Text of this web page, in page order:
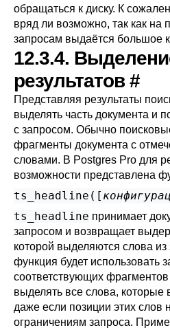
обращаться к диску. К
вряд ли возможно, так как на
запросам выдаётся большое
12.3.4.
результатов #
Представляя результаты
выделять часть документа и
с запросом. Обычно
фрагменты документа с
словами. В Postgres Pro для
возможности представлена
ts_headline([
ts_headline принимает
запросом и возвращает
которой выделяются слова из
функция будет использовать
соответствующих фрагментов
выделять все слова, которые
даже если позиции этих слов
ограничениям запроса.